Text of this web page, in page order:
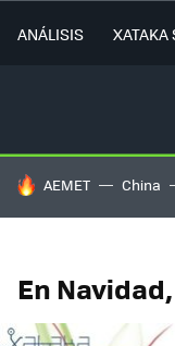
ANÁLISIS XATAKA
HOY SE HABLA DE
AEMET China
En